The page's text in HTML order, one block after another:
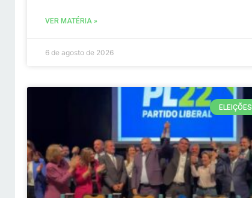
VER MATÉRIA »
6 de agosto de 2026
ELEIÇÕES